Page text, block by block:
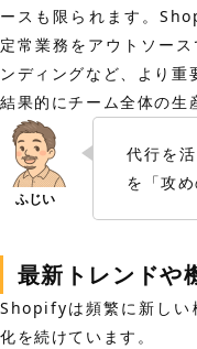
ースも限られます。
定常業務をアウトソー
ンディングなど、より重
結果的にチーム全体の生
代行を
を「攻
最新トレンドや
Shopifyは頻繁に新しい
化を続けています。